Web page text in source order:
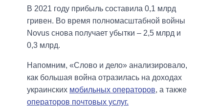
В 2021 году прибыль составила 0,1 млрд
гривен. Во время полномасштабной войны
Novus снова получает убытки – 2,5 млрд и
0,3 млрд.
Напомним, «Слово и дело» анализировало,
как большая война отразилась на доходах
украинских мобильных операторов, а также
операторов почтовых услуг.